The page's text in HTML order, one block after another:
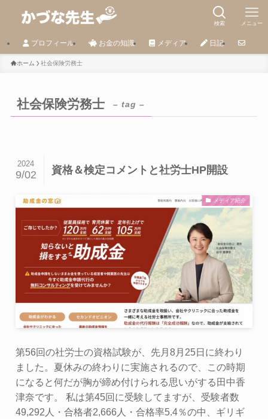
検索 メニュー
プロフィール お金の知識 メディア 日記
ホーム 社会保険労務士
社会保険労務士 – tag –
資格＆検定コメントと社労士HP開設
2024
9/02
メディア紹介
第56回の社労士の資格試験が、先月8月25日に終わり
ました。夏休みの終わりに実施されるので、この時期
になると何だが胸が締め付けられる思いがする田中香
津奈です。 私は第45回に受験してますが、受験者数
49,292人・合格者2,666人・合格率5.4％の中、ギリギ